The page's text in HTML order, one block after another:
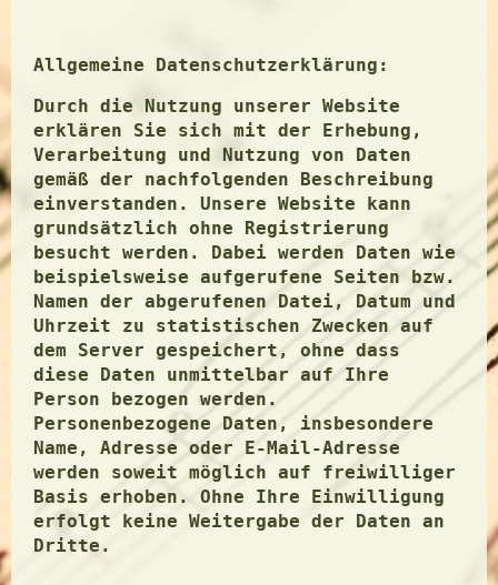
Allgemeine Datenschutzerklärung:
Durch die Nutzung unserer Website
erklären Sie sich mit der Erhebung,
Verarbeitung und Nutzung von Daten
gemäß der nachfolgenden Beschreibung
einverstanden. Unsere Website kann
grundsätzlich ohne Registrierung
besucht werden. Dabei werden Daten wie
beispielsweise aufgerufene Seiten bzw.
Namen der abgerufenen Datei, Datum und
Uhrzeit zu statistischen Zwecken auf
dem Server gespeichert, ohne dass
diese Daten unmittelbar auf Ihre
Person bezogen werden.
Personenbezogene Daten, insbesondere
Name, Adresse oder E-Mail-Adresse
werden soweit möglich auf freiwilliger
Basis erhoben. Ohne Ihre Einwilligung
erfolgt keine Weitergabe der Daten an
Dritte.